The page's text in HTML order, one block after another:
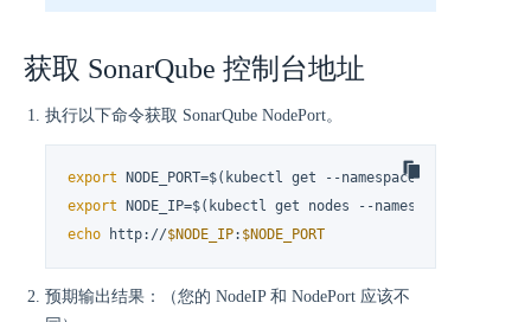
获取 SonarQube 控制台地址
执行以下命令获取 SonarQube NodePort。
export NODE_PORT=$(kubectl get --namespace
export NODE_IP=$(kubectl get nodes --namespace
echo http://$NODE_IP: $NODE_PORT
预期输出结果：（您的 NodeIP 和 NodePort 应该不